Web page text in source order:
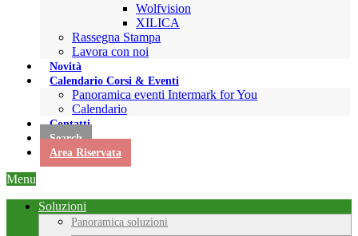
Wolfvision
XILICA
Rassegna Stampa
Lavora con noi
Novità
Calendario Corsi & Eventi
Panoramica eventi Intermark for You
Calendario
Contatti
Search
Area Riservata
Menu
Soluzioni
Panoramica soluzioni